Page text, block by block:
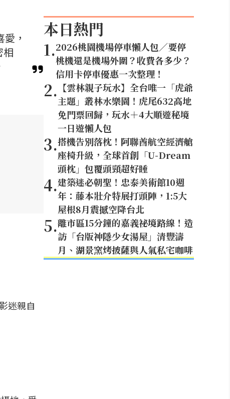
，
相
迷親自
本日熱門
1.2026桃園機場停車懶人包／要停
桃機還是機場外圍？收費各多少？
信用卡停車優惠一次整理！
2. 【雲林親子玩水】全台唯一「虎爺
主題」叢林水樂園！虎尾632高地
免門票回歸，玩水＋4大順遊秘境
一日遊懶人包
3.搭機告別落枕！阿聯酋航空經濟艙
座椅升級，全球首創「U-Dream
頭枕」包覆頭頸超好睡
4.建築迷必朝聖！忠泰美術館10週
年：藤本壯介特展打頭陣，1:5大
屋根8月震撼空降台北
5.離市區15分鐘的嘉義祕境路線！造
訪「台版神隱少女湯屋」清豐濤
月、湖景窯烤披薩與人氣私宅咖啡